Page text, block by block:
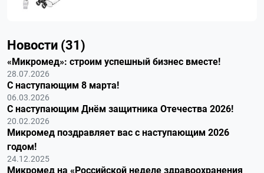
Новости (31)
«Микромед»: строим успешный бизнес вместе!
28.07.2026
С наступающим 8 марта!
06.03.2026
С наступающим Днём защитника Отечества 2026!
20.02.2026
Микромед поздравляет вас с наступающим 2026
годом!
24.12.2025
Микромед на «Российской неделе здравоохранения